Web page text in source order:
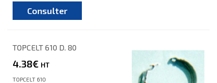
Consulter
TOPCELT 610 D. 80
4.38€ HT
TOPCELT 610